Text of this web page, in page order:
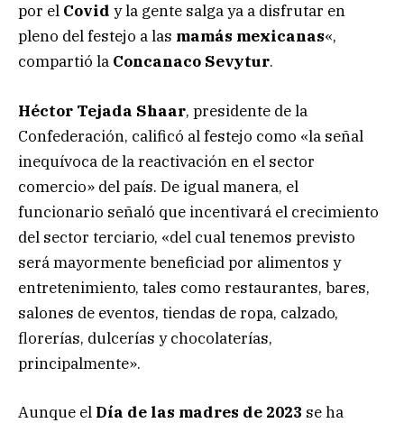
por el Covid y la gente salga ya a disfrutar en
pleno del festejo a las mamás mexicanas«,
compartió la Concanaco Sevytur.
Héctor Tejada Shaar, presidente de la
Confederación, calificó al festejo como «la señal
inequívoca de la reactivación en el sector
comercio» del país. De igual manera, el
funcionario señaló que incentivará el crecimiento
del sector terciario, «del cual tenemos previsto
será mayormente beneficiad por alimentos y
entretenimiento, tales como restaurantes, bares,
salones de eventos, tiendas de ropa, calzado,
florerías, dulcerías y chocolaterías,
principalmente».
Aunque el Día de las madres de 2023 se ha